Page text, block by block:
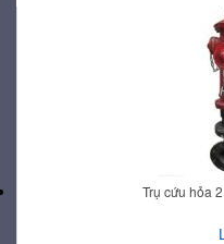
Trụ cứu hỏa